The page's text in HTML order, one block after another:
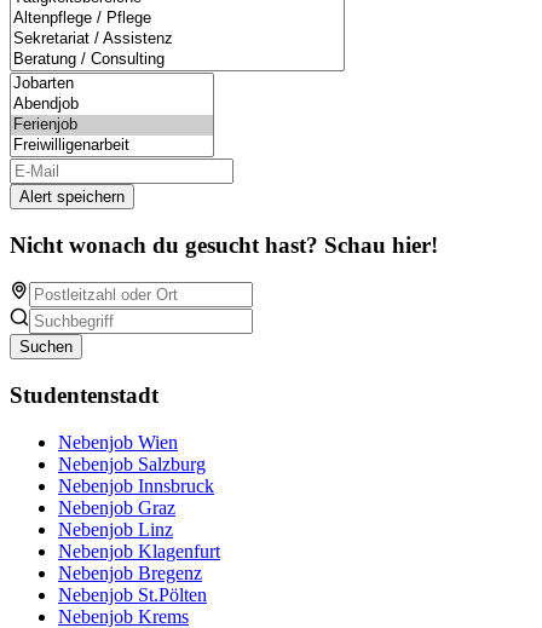
Alert speichern
Nicht wonach du gesucht hast? Schau hier!
Suchen
Studentenstadt
Nebenjob Wien
Nebenjob Salzburg
Nebenjob Innsbruck
Nebenjob Graz
Nebenjob Linz
Nebenjob Klagenfurt
Nebenjob Bregenz
Nebenjob St.Pölten
Nebenjob Krems